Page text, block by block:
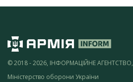
© 2018 - 2026, ІНФОРМАЦІЙНЕ АГЕНТСТВО,
Міністерство оборони України